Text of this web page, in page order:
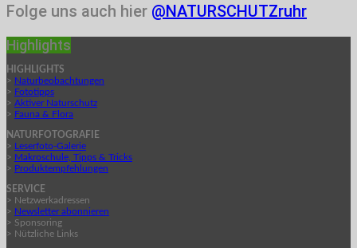
Folge uns auch hier @NATURSCHUTZruhr
Highlights
HIGHLIGHTS
> Naturbeobachtungen
> Fototipps
> Aktiver Naturschutz
> Fauna & Flora
NATURFOTOGRAFIE
> Leserfoto-Galerie
> Makroschule, Tipps & Tricks
> Produktempfehlungen
SERVICE
> Netzwerkadressen
> Newsletter abonnieren
> Sponsoring
> Nützliche Links